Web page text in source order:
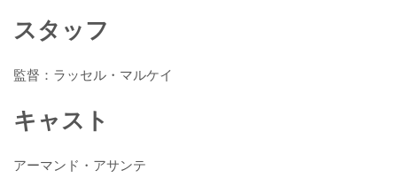
スタッフ
監督：ラッセル・マルケイ
キャスト
アーマンド・アサンテ